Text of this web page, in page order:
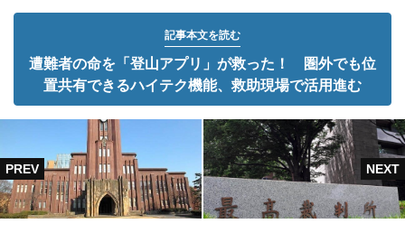
記事本文を読む
遭難者の命を「登山アプリ」が救った！ 圏外でも位
置共有できるハイテク機能、救助現場で活用進む